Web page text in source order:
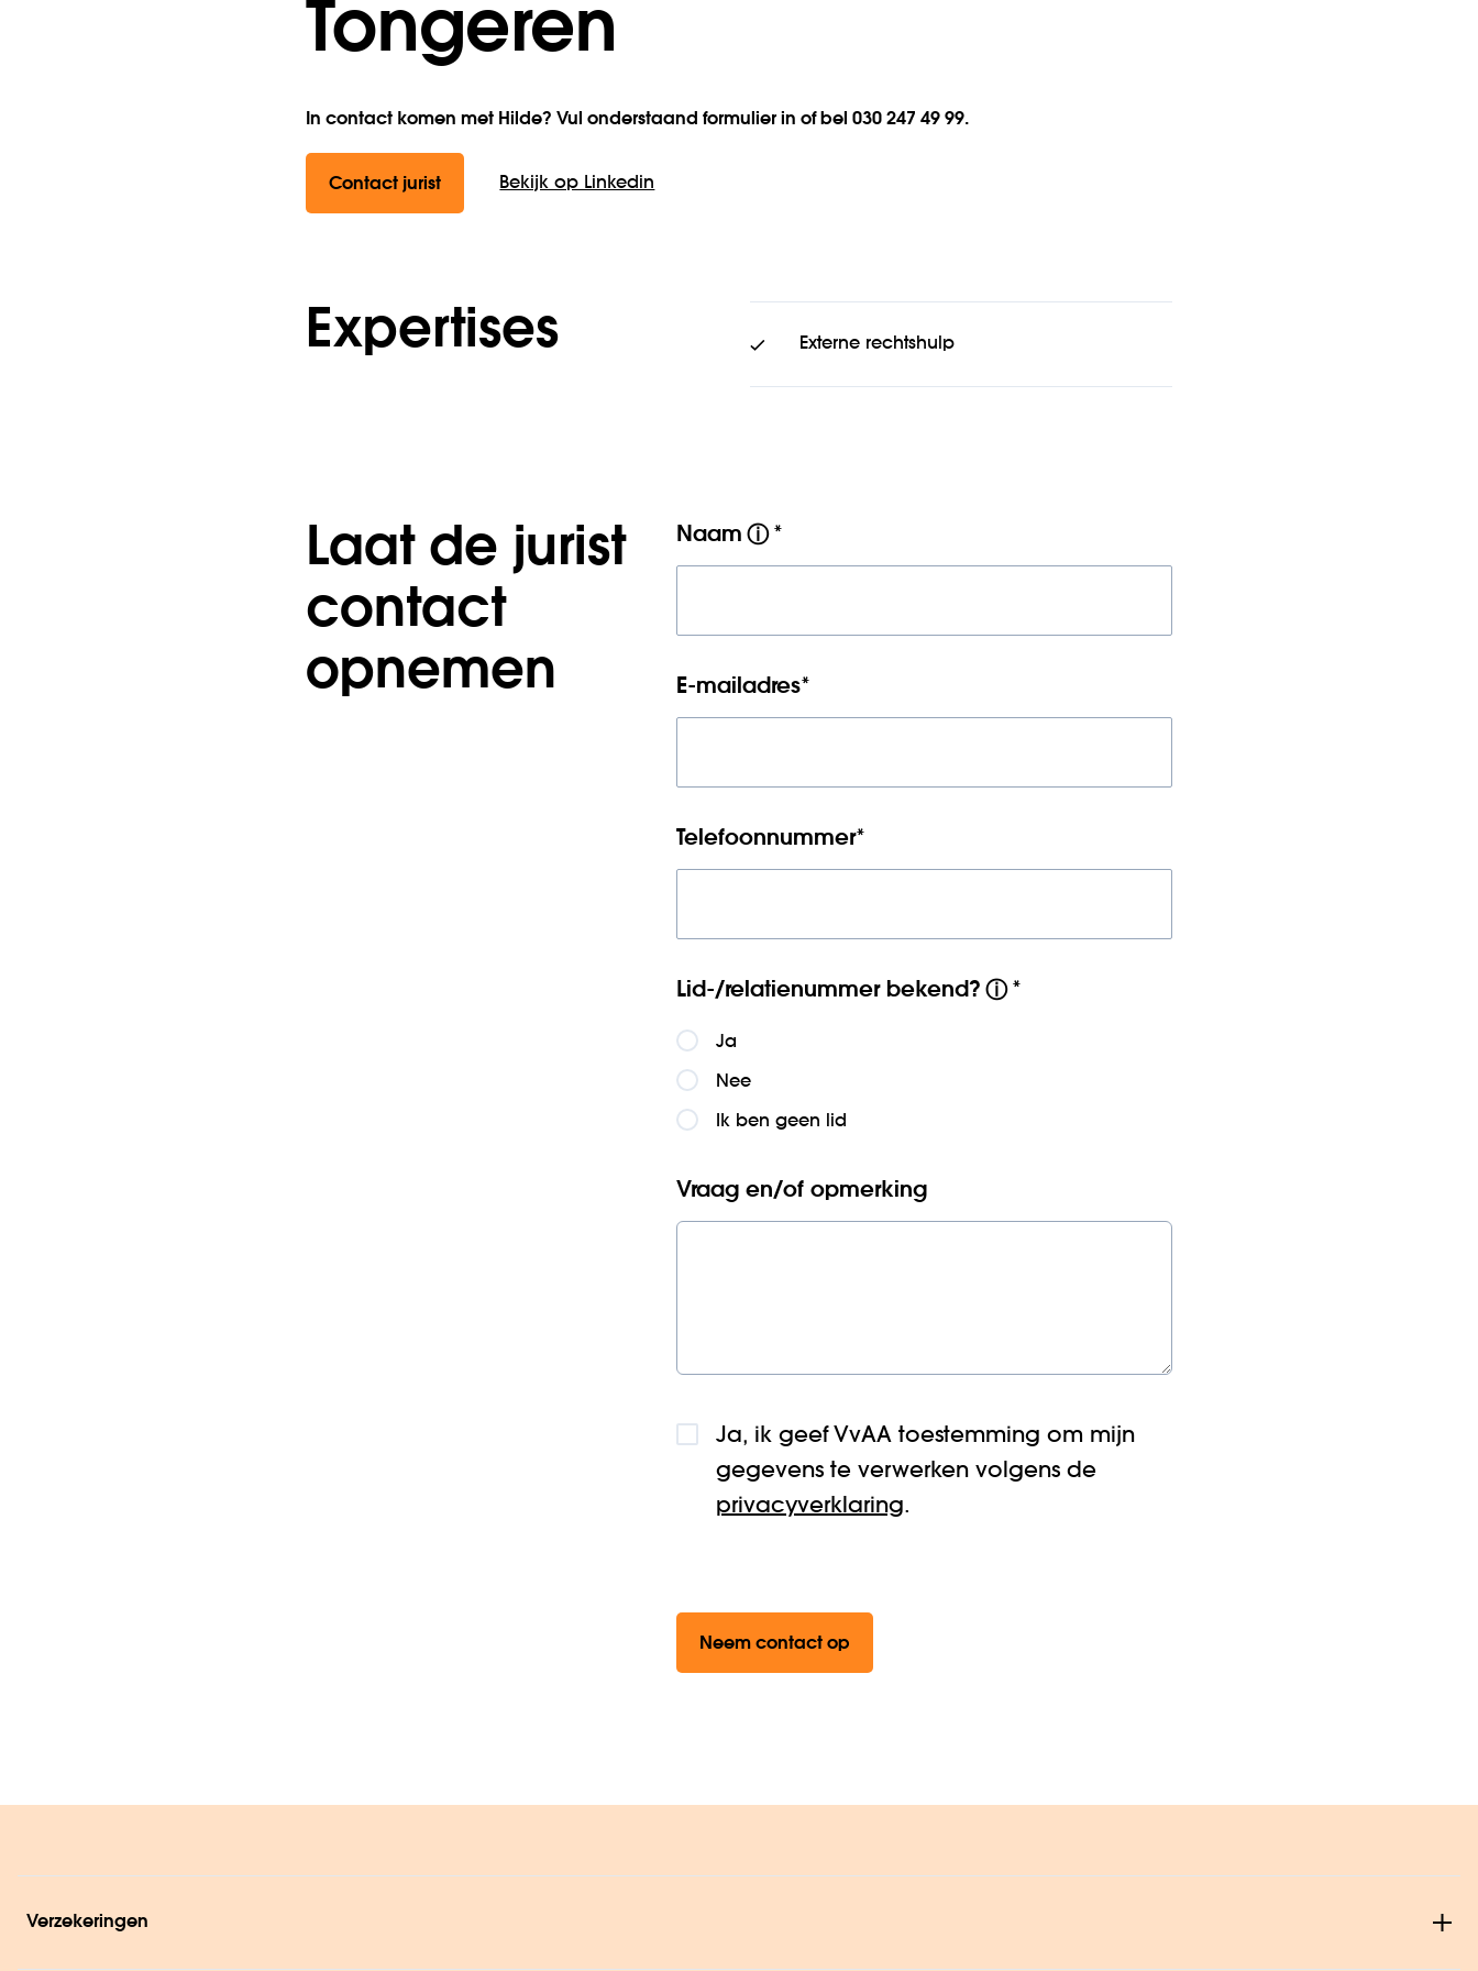
Tongeren
In contact komen met Hilde? Vul onderstaand formulier in of bel 030 247 49 99.
Contact jurist Bekijk op Linkedin
Expertises Externe rechtshulp
Laat de jurist
contact
opnemen
Naam ⓘ *
E-mailadres*
Telefoonnummer*
Lid-/relatienummer bekend? ⓘ *
Ja
Nee
Ik ben geen lid
Vraag en/of opmerking
Ja, ik geef VvAA toestemming om mijn
gegevens te verwerken volgens de
privacyverklaring.
Neem contact op
Verzekeringen